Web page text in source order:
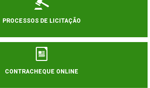
PROCESSOS DE LICITAÇÃO
CONTRACHEQUE ONLINE